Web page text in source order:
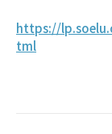
https://
tml